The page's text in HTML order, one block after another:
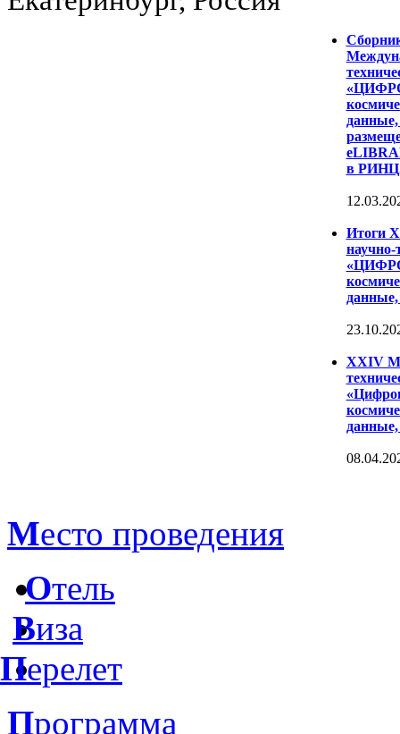
данные,
в
Итоги
научно-
данные,
XXIV
данные,
Место проведения
Отель
Виза
Перелет
Программа